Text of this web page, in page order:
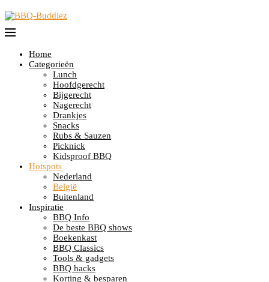
Home
Categorieën
Lunch
Hoofdgerecht
Bijgerecht
Nagerecht
Drankjes
Snacks
Rubs & Sauzen
Picknick
Kidsproof BBQ
Hotspots
Nederland
België
Buitenland
Inspiratie
BBQ Info
De beste BBQ shows
Boekenkast
BBQ Classics
Tools & gadgets
BBQ hacks
Korting & besparen